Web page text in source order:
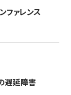
ファレンス
遅延障害